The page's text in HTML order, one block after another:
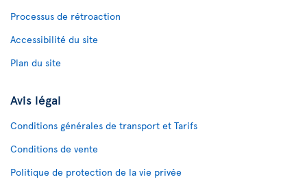
Processus de rétroaction
Accessibilité du site
Plan du site
Avis légal
Conditions générales de transport et Tarifs
Conditions de vente
Politique de protection de la vie privée